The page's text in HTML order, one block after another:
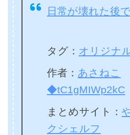
日常が壊れた後で
タグ： オリジナ
作者： あさねこ
◆tC1gMIWp2kC
まとめサイト：
クシェルフ